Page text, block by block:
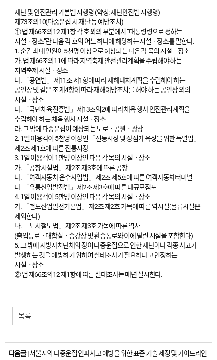
재난 및 안전관리 기본법 시행령 (약칭: 재난안전법 시행령)
제73조의10(다중운집 시 재난 등 예방조치)
① 법 제66조의12 제1항 각 호 외의 부분에서 “대통령령으로 정하는
시설ㆍ장소”란 다음 각 호의 어느 하나에 해당하는 시설ㆍ장소를 말한다.
1. 순간 최대 인원이 5천명 이상으로 예상되는 다음 각 목의 시설ㆍ장소
가. 법 제66조의11에 따라 지역축제 안전관리계획을 수립해야 하는
지역축제 시설ㆍ장소
나. 「공연법」 제11조 제1항에 따라 재해대처계획을 수립해야 하는
공연장 및 같은 조 제4항에 따라 재해예방조치를 해야 하는 공연장 외의
시설ㆍ장소
다. 「국민체육진흥법」 제13조의2에 따라 체육 행사 안전관리계획을
수립해야 하는 체육 행사 시설ㆍ장소
라. 그 밖에 다중운집이 예상되는 도로ㆍ공원ㆍ광장
2. 1일 이용객이 5천명 이상인 「전통시장 및 상점가 육성을 위한 특별법」
제2조 제1호에 따른 전통시장
3. 1일 이용객이 1만명 이상인 다음 각 목의 시설ㆍ장소
가. 「공항시설법」 제2조 제3호에 따른 공항
나. 「여객자동차 운수사업법」 제2조 제5호에 따른 여객자동차터미널
다. 「유통산업발전법」 제2조 제3호에 따른 대규모점포
4. 1일 이용객이 5만명 이상인 다음 각 목의 시설ㆍ장소
가. 「철도산업발전기본법」 제2조 제2호 가목에 따른 역시설(물류시설은
제외한다)
나. 「도시철도법」 제2조 제3호 가목에 따른 역사
(출입통로ㆍ대합실ㆍ승강장 및 환승통로와 이에 딸린 시설을 포함한다)
5. 그 밖에 지방자치단체의 장이 다중운집으로 인한 재난이나 각종 사고가
발생하는 것을 예방하기 위하여 실태조사가 필요하다고 인정하는
시설ㆍ장소
② 법 제66조의12 제1항에 따른 실태조사는 매년 실시한다.
목록
다음글 |서울시의 다중운집 인파사고 예방을 위한 표준 기술 제정 및 가이드라인